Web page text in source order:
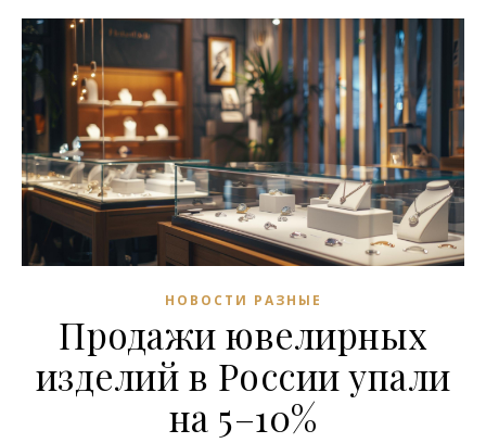
НОВОСТИ РАЗНЫЕ
Продажи ювелирных
изделий в России упали
на 5–10%